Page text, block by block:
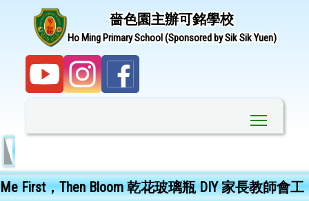
嗇色園主辦可銘學校
Ho Ming Primary School (Sponsored by Sik Sik Yuen)
Me First，Then Bloom 乾花玻璃瓶 DIY 家長教師會工